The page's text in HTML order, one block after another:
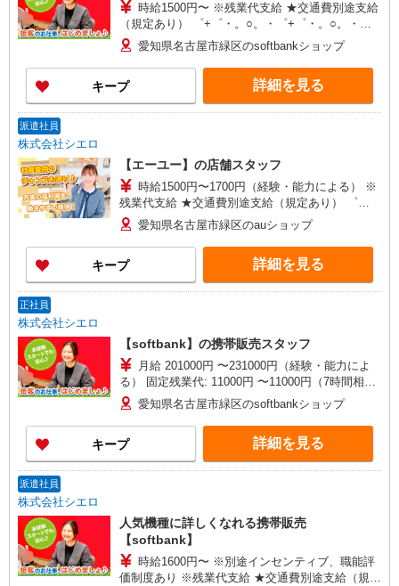
時給1500円〜 ※残業代支給 ★交通費別途支給
（規定あり） ゜+゜・。○。・゜+゜・。○。・゜
+゜ 入社祝い金10万円支給(規定有) お友達を紹介
頂くと, インセンティブ支給(規定有) ★月2回払
い・週払い可能（規程有）★ ゜・。○。・゜
+゜・。○。・゜+゜
愛知県名古屋市緑区のsoftbankショップ
キープ 詳細を見る
派遣社員
株式会社シエロ
【エーユー】の店舗スタッフ
時給1500円〜1700円（経験・能力による） ※
残業代支給 ★交通費別途支給（規定あり） ゜
+゜・。○。・゜+゜・。○。・゜+゜ 入社祝い金10
万円支給(規定有) お友達を紹介頂くと, インセンテ
ィブ支給(規定有) ★月2回払い・週払い可能（規程
有）★ ゜・。○。・゜+゜・。○。・゜+゜
愛知県名古屋市緑区のauショップ
キープ 詳細を見る
正社員
株式会社シエロ
【softbank】の携帯販売スタッフ
月給 201000円 〜231000円（経験・能力によ
る） 固定残業代: 11000円 〜11000円（7時間相
当） ＊時間外手当は時間外労働の有無にかかわら
ず、固定残業代として支給し、相当時間を超える
時間外労働分は法定どおり追加で支給します。 ■
その他賞与 年2回昇給 年1回販売手当、資格手当
扶養家族手当年末年始手当バースデー手当 ★交通
+゜・。○。・゜+゜
愛知県名古屋市緑区のsoftbankショップ
キープ 詳細を見る
派遣社員
株式会社シエロ
人気機種に詳しくなれる携帯販売
【softbank】
時給1600円〜 ※別途インセンティブ、職能評
価制度あり ※残業代支給 ★交通費別途支給（規定